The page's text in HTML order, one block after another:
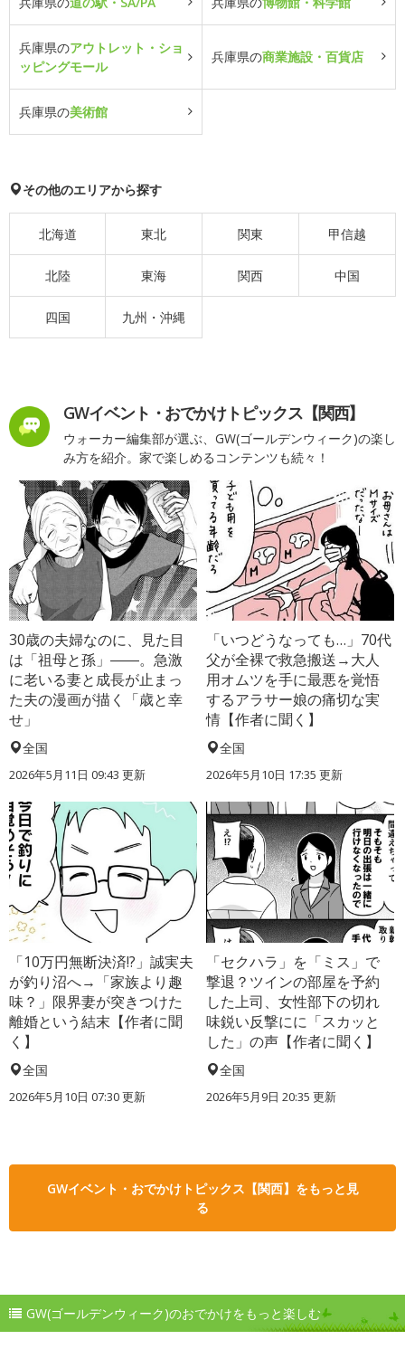
兵庫県のアウトレット・ショ
ッピングモール
兵庫県の商業施設・百貨店
兵庫県の美術館
その他のエリアから探す
北海道 東北 関東 甲信越
北陸 東海 関西 中国
四国 九州・沖縄
GWイベント・おでかけトピックス【関西】
ウォーカー編集部が選ぶ、GW(ゴールデンウィーク)の楽し
み方を紹介。家で楽しめるコンテンツも続々！
30歳の夫婦なのに、見た目
は「祖母と孫」――。急激
に老いる妻と成長が止まっ
た夫の漫画が描く「歳と幸
せ」
全国
2026年5月11日 09:43 更新
「いつどうなっても…」70代
父が全裸で救急搬送→大人
用オムツを手に最悪を覚悟
するアラサー娘の痛切な実
情【作者に聞く】
全国
2026年5月10日 17:35 更新
「10万円無断決済!?」誠実夫
が釣り沼へ→「家族より趣
味？」限界妻が突きつけた
離婚という結末【作者に聞
く】
全国
2026年5月10日 07:30 更新
「セクハラ」を「ミス」で
撃退？ツインの部屋を予約
した上司、女性部下の切れ
味鋭い反撃にに「スカッと
した」の声【作者に聞く】
全国
2026年5月9日 20:35 更新
GWイベント・おでかけトピックス【関西】をもっと見
る
GW(ゴールデンウィーク)のおでかけをもっと楽しむ